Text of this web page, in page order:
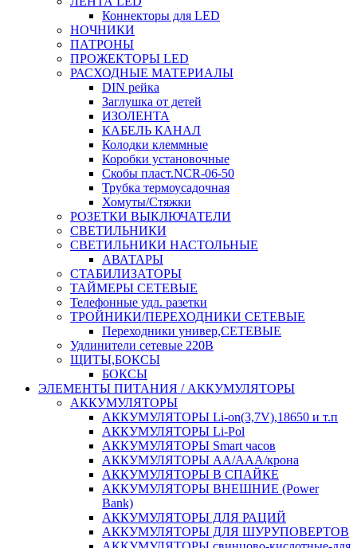
Коннекторы для LED
НОЧНИКИ
ПАТРОНЫ
ПРОЖЕКТОРЫ LED
РАСХОДНЫЕ МАТЕРИАЛЫ
DIN рейка
Заглушка от детей
ИЗОЛЕНТА
КАБЕЛЬ КАНАЛ
Колодки клеммные
Коробки установочные
Скобы пласт.NCR-06-50
Трубка термоусадочная
Хомуты/Стяжки
РОЗЕТКИ ВЫКЛЮЧАТЕЛИ
СВЕТИЛЬНИКИ
СВЕТИЛЬНИКИ НАСТОЛЬНЫЕ
АВАТАРЫ
СТАБИЛИЗАТОРЫ
ТАЙМЕРЫ СЕТЕВЫЕ
Телефонные удл. разетки
ТРОЙНИКИ/ПЕРЕХОДНИКИ СЕТЕВЫЕ
Переходники универ,СЕТЕВЫЕ
Удлинители сетевые 220В
ЩИТЫ,БОКСЫ
БОКСЫ
ЭЛЕМЕНТЫ ПИТАНИЯ / АККУМУЛЯТОРЫ
АККУМУЛЯТОРЫ
АККУМУЛЯТОРЫ Li-on(3,7V),18650 и т.п
АККУМУЛЯТОРЫ Li-Pol
АККУМУЛЯТОРЫ Smart часов
АККУМУЛЯТОРЫ АА/ААА/крона
АККУМУЛЯТОРЫ В СПАЙКЕ
АККУМУЛЯТОРЫ ВНЕШНИЕ (Power
Bank)
АККУМУЛЯТОРЫ ДЛЯ РАЦИЙ
АККУМУЛЯТОРЫ ДЛЯ ШУРУПОВЕРТОВ